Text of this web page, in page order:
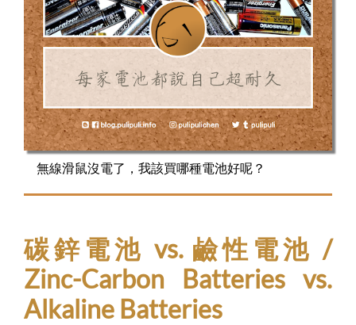
無線滑鼠沒電了，我該買哪種電池好呢？
碳鋅電池 vs. 鹼性電池 /
Zinc-Carbon Batteries vs.
Alkaline Batteries